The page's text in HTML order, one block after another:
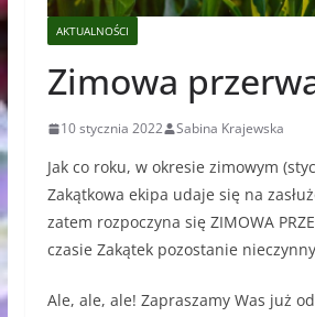
AKTUALNOŚCI
Zimowa
10 stycznia 2022 Sabina Krajewska
Jak co roku, w okresie zimowym
Zakątkowa ekipa udaje się na
zatem rozpoczyna się ZIMOWA
czasie Zakątek pozostanie
Ale, ale, ale! Zapraszamy Was już